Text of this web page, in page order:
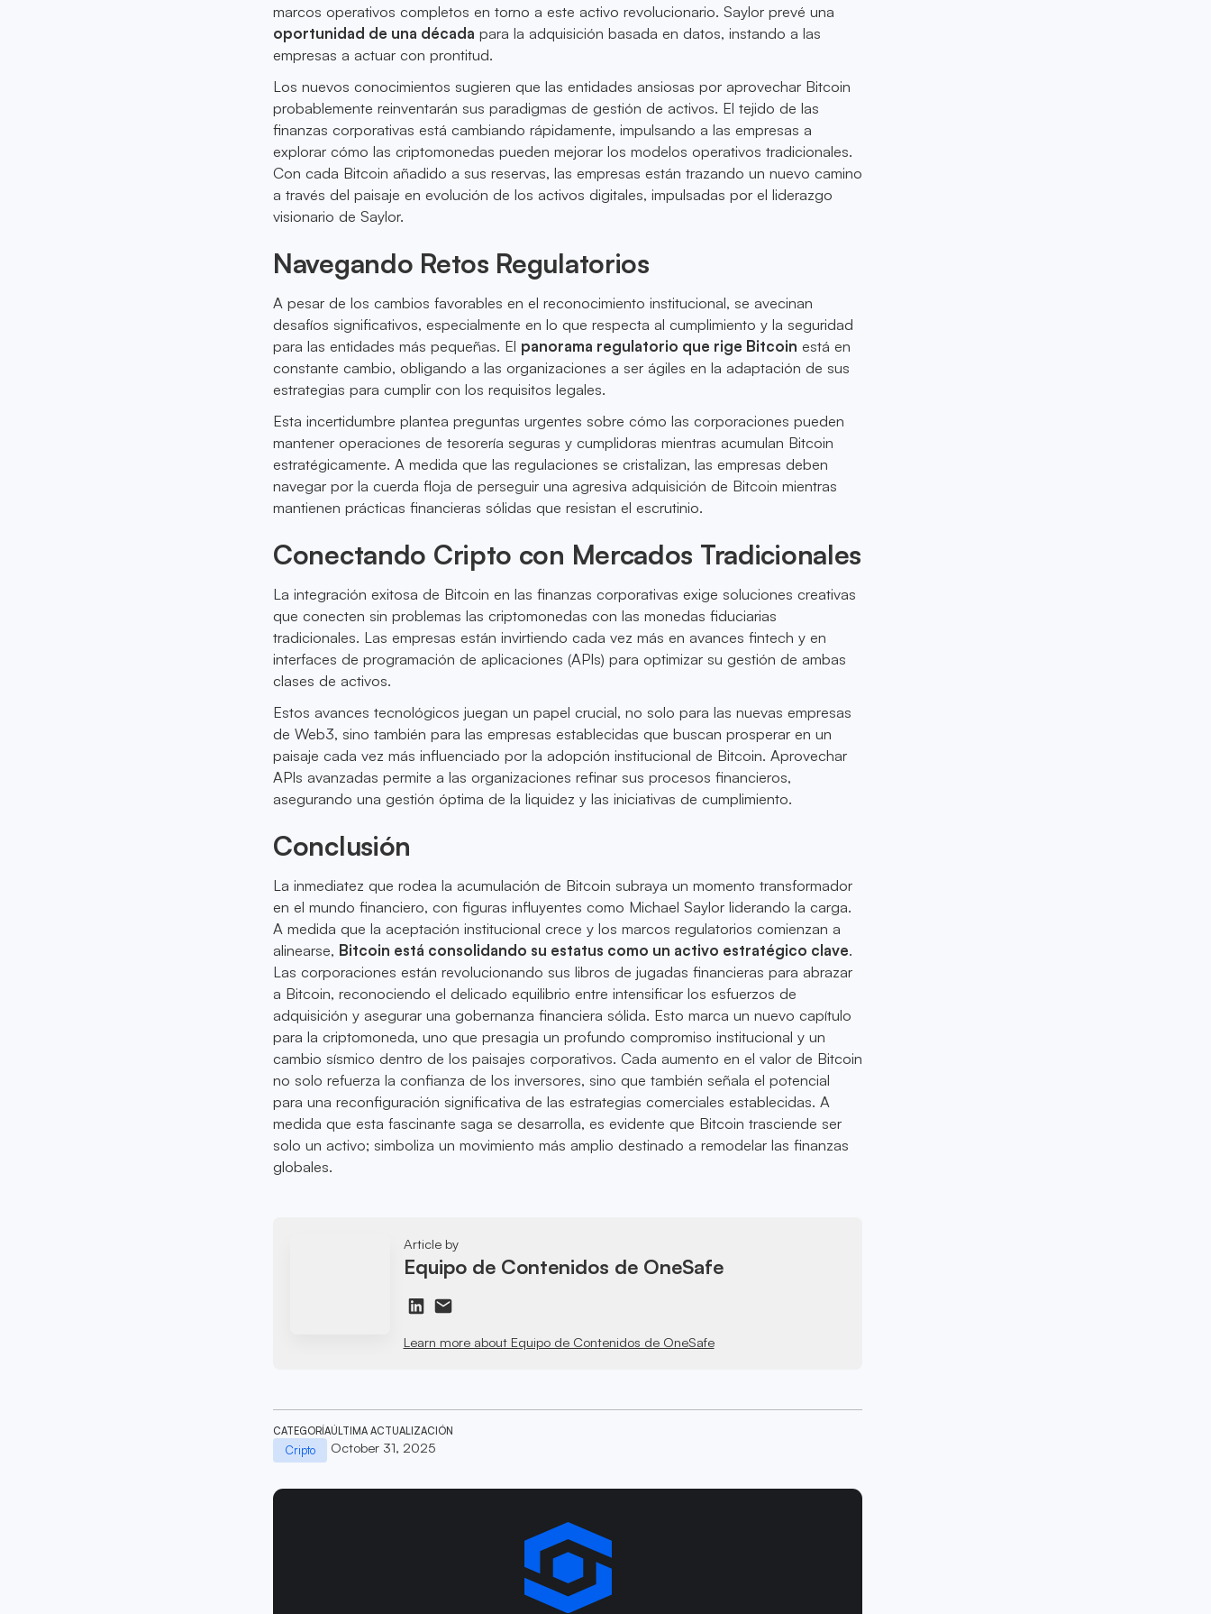
marcos operativos completos en torno a este activo revolucionario. Saylor prevé una
oportunidad de una década para la adquisición basada en datos, instando a las
empresas a actuar con prontitud.
Los nuevos conocimientos sugieren que las entidades ansiosas por aprovechar Bitcoin
probablemente reinventarán sus paradigmas de gestión de activos. El tejido de las
finanzas corporativas está cambiando rápidamente, impulsando a las empresas a
explorar cómo las criptomonedas pueden mejorar los modelos operativos tradicionales.
Con cada Bitcoin añadido a sus reservas, las empresas están trazando un nuevo camino
a través del paisaje en evolución de los activos digitales, impulsadas por el liderazgo
visionario de Saylor.
Navegando Retos Regulatorios
A pesar de los cambios favorables en el reconocimiento institucional, se avecinan
desafíos significativos, especialmente en lo que respecta al cumplimiento y la seguridad
para las entidades más pequeñas. El panorama regulatorio que rige Bitcoin está en
constante cambio, obligando a las organizaciones a ser ágiles en la adaptación de sus
estrategias para cumplir con los requisitos legales.
Esta incertidumbre plantea preguntas urgentes sobre cómo las corporaciones pueden
mantener operaciones de tesorería seguras y cumplidoras mientras acumulan Bitcoin
estratégicamente. A medida que las regulaciones se cristalizan, las empresas deben
navegar por la cuerda floja de perseguir una agresiva adquisición de Bitcoin mientras
mantienen prácticas financieras sólidas que resistan el escrutinio.
Conectando Cripto con Mercados Tradicionales
La integración exitosa de Bitcoin en las finanzas corporativas exige soluciones creativas
que conecten sin problemas las criptomonedas con las monedas fiduciarias
tradicionales. Las empresas están invirtiendo cada vez más en avances fintech y en
interfaces de programación de aplicaciones (APIs) para optimizar su gestión de ambas
clases de activos.
Estos avances tecnológicos juegan un papel crucial, no solo para las nuevas empresas
de Web3, sino también para las empresas establecidas que buscan prosperar en un
paisaje cada vez más influenciado por la adopción institucional de Bitcoin. Aprovechar
APIs avanzadas permite a las organizaciones refinar sus procesos financieros,
asegurando una gestión óptima de la liquidez y las iniciativas de cumplimiento.
Conclusión
La inmediatez que rodea la acumulación de Bitcoin subraya un momento transformador
en el mundo financiero, con figuras influyentes como Michael Saylor liderando la carga.
A medida que la aceptación institucional crece y los marcos regulatorios comienzan a
alinearse, Bitcoin está consolidando su estatus como un activo estratégico clave.
Las corporaciones están revolucionando sus libros de jugadas financieras para abrazar
a Bitcoin, reconociendo el delicado equilibrio entre intensificar los esfuerzos de
adquisición y asegurar una gobernanza financiera sólida. Esto marca un nuevo capítulo
para la criptomoneda, uno que presagia un profundo compromiso institucional y un
cambio sísmico dentro de los paisajes corporativos. Cada aumento en el valor de Bitcoin
no solo refuerza la confianza de los inversores, sino que también señala el potencial
para una reconfiguración significativa de las estrategias comerciales establecidas. A
medida que esta fascinante saga se desarrolla, es evidente que Bitcoin trasciende ser
solo un activo; simboliza un movimiento más amplio destinado a remodelar las finanzas
globales.
Article by
Equipo de Contenidos de OneSafe
Learn more about Equipo de Contenidos de OneSafe
CATEGORÍA
Cripto
ÚLTIMA ACTUALIZACIÓN
October 31, 2025